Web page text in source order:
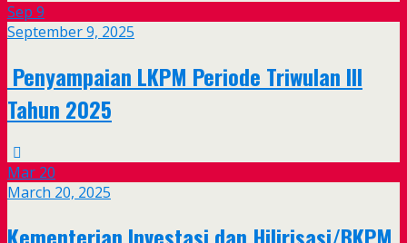
Sep 9
September 9, 2025
Penyampaian LKPM Periode Triwulan III
Tahun 2025
Mar 20
March 20, 2025